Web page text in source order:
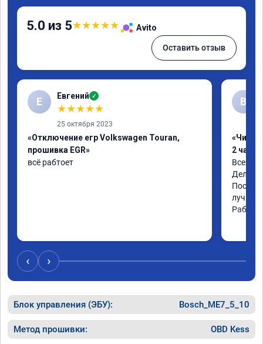
5.0 из 5★★★★★ Avito
Оставить отзыв
Е Евгений ✓
★★★★★
25 октября 2023
«Отключение егр Volkswagen Touran,
прошивка EGR»
всё рабтоет
В
«Чип
2 часа»
Всем
Делал
После
лучше
‹ ›
Блок управления (ЭБУ): Bosch_ME7_5_10
Метод прошивки: OBD Kess